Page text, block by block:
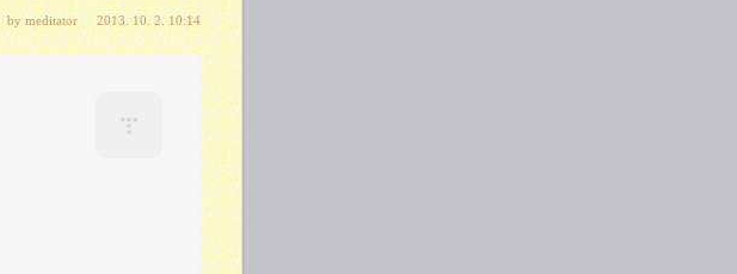
bymeditator 2013. 10. 2. 10:14